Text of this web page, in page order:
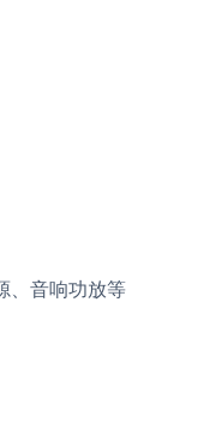
、音响功放等